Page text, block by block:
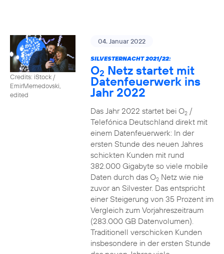
Credits: iStock /
EmirMemedovski,
edited
04. Januar 2022
SILVESTERNACHT 2021/22:
O2 Netz startet mit
Datenfeuerwerk ins
Jahr 2022
Das Jahr 2022 startet bei O2/
Telefónica Deutschland direkt mit
einem Datenfeuerwerk: In der
ersten Stunde des neuen Jahres
schickten Kunden mit rund
382.000 Gigabyte so viele mobile
Daten durch das O2Netz wie nie
zuvor an Silvester. Das entspricht
einer Steigerung von 35 Prozent im
Vergleich zum Vorjahreszeitraum
(283.000 GB Datenvolumen).
Traditionell verschicken Kunden
insbesondere in der ersten Stunde